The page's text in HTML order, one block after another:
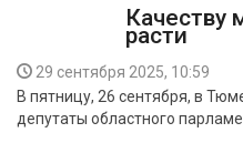
Качеству
расти
29 сентября 2025, 10:59
В пятницу, 26 сентября, в
депутаты областного